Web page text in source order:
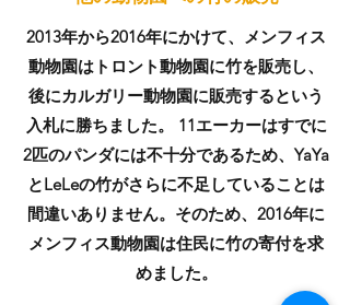
2013年から2016年にかけて、メンフィス
動物園はトロント動物園に竹を販売し、
後にカルガリー動物園に販売するという
入札に勝ちました。 11エーカーはすでに
2匹のパンダには不十分であるため、YaYa
とLeLeの竹がさらに不足していることは
間違いありません。そのため、2016年に
メンフィス動物園は住民に竹の寄付を求
めました。